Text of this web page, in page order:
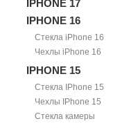
IPHONE 17
IPHONE 16
Стекла iPhone 16
Чехлы iPhone 16
IPHONE 15
Стекла IPhone 15
Чехлы IPhone 15
Стекла камеры